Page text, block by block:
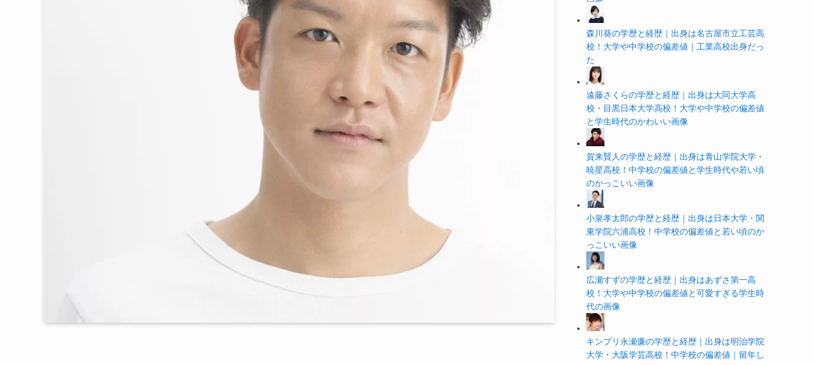
森川葵の学歴と経歴｜出身は名古屋市立工芸高
校！大学や中学校の偏差値｜工業高校出身だっ
た
遠藤さくらの学歴と経歴｜出身は大同大学高
校・目黒日本大学高校！大学や中学校の偏差値
と学生時代のかわいい画像
賀来賢人の学歴と経歴｜出身は青山学院大学・
暁星高校！中学校の偏差値と学生時代や若い頃
のかっこいい画像
小泉孝太郎の学歴と経歴｜出身は日本大学・関
東学院六浦高校！中学校の偏差値と若い頃のか
っこいい画像
広瀬すずの学歴と経歴｜出身はあずさ第一高
校！大学や中学校の偏差値と可愛すぎる学生時
代の画像
キンプリ永瀬廉の学歴と経歴｜出身は明治学院
大学・大阪学芸高校！中学校の偏差値｜留年し